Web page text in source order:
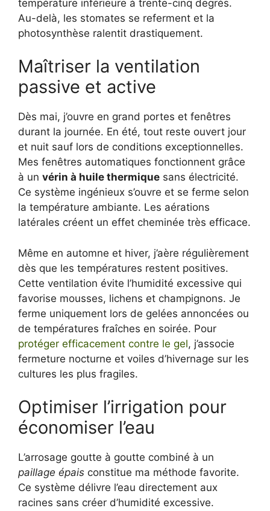
température inférieure à trente-cinq degrés.
Au-delà, les stomates se referment et la
photosynthèse ralentit drastiquement.
Maîtriser la ventilation
passive et active
Dès mai, j’ouvre en grand portes et fenêtres
durant la journée. En été, tout reste ouvert jour
et nuit sauf lors de conditions exceptionnelles.
Mes fenêtres automatiques fonctionnent grâce
à un vérin à huile thermique sans électricité.
Ce système ingénieux s’ouvre et se ferme selon
la température ambiante. Les aérations
latérales créent un effet cheminée très efficace.
Même en automne et hiver, j’aère régulièrement
dès que les températures restent positives.
Cette ventilation évite l’humidité excessive qui
favorise mousses, lichens et champignons. Je
ferme uniquement lors de gelées annoncées ou
de températures fraîches en soirée. Pour
protéger efficacement contre le gel, j’associe
fermeture nocturne et voiles d’hivernage sur les
cultures les plus fragiles.
Optimiser l’irrigation pour
économiser l’eau
L’arrosage goutte à goutte combiné à un
paillage épais constitue ma méthode favorite.
Ce système délivre l’eau directement aux
racines sans créer d’humidité excessive.